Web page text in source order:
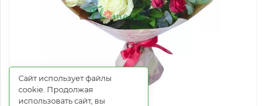
Сайт использует файлы
cookie. Продолжая
использовать сайт, вы